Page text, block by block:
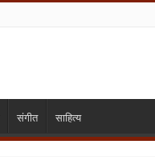
संगीत साहित्य